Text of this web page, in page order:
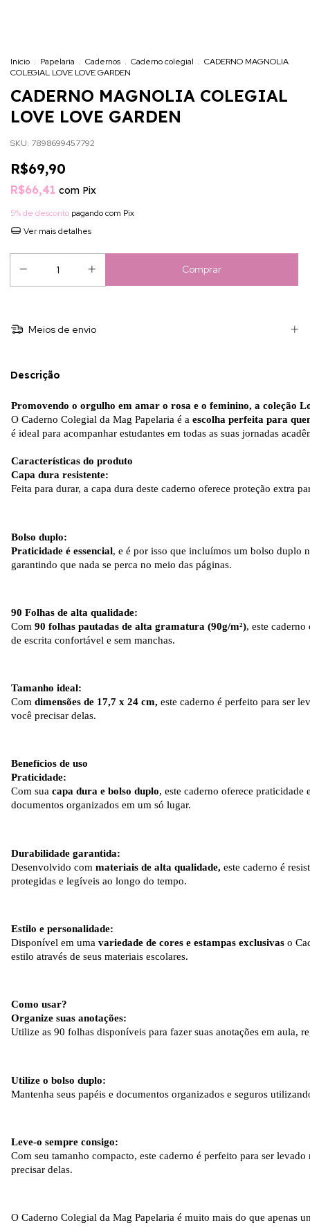
Início . Papelaria . Cadernos . Caderno colegial . CADERNO MAGNOLIA
COLEGIAL LOVE LOVE GARDEN
CADERNO MAGNOLIA COLEGIAL
LOVE LOVE GARDEN
SKU: 7898699457792
R$69,90
R$66,41 com Pix
5% de desconto pagando com Pix
Ver mais detalhes
Meios de envio
Descrição
Promovendo o orgulho em amar o rosa e o feminino, a coleção
O Caderno Colegial da Mag Papelaria é a escolha perfeita para
é ideal para acompanhar estudantes em todas as suas jornadas
Características do produto
Capa dura resistente:
Feita para durar, a capa dura deste caderno oferece proteção extra
Bolso duplo:
Praticidade é essencial, e é por isso que incluímos um bolso duplo
garantindo que nada se perca no meio das páginas.
90 Folhas de alta qualidade:
Com 90 folhas pautadas de alta gramatura (90g/m²), este
de escrita confortável e sem manchas.
Tamanho ideal:
Com dimensões de 17,7 x 24 cm, este caderno é perfeito para ser
você precisar delas.
Benefícios de uso
Praticidade:
Com sua capa dura e bolso duplo, este caderno oferece praticidade
documentos organizados em um só lugar.
Durabilidade garantida:
Desenvolvido com materiais de alta qualidade, este caderno é
protegidas e legíveis ao longo do tempo.
Estilo e personalidade:
Disponível em uma variedade de cores e estampas exclusivas o
estilo através de seus materiais escolares.
Como usar?
Organize suas anotações:
Utilize as 90 folhas disponíveis para fazer suas anotações em aula,
Utilize o bolso duplo:
Mantenha seus papéis e documentos organizados e seguros
Leve-o sempre consigo:
Com seu tamanho compacto, este caderno é perfeito para ser
precisar delas.
O Caderno Colegial da Mag Papelaria é muito mais do que apenas